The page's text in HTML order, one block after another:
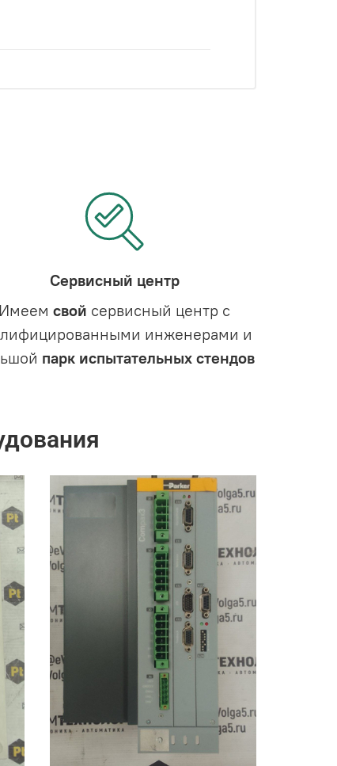
Сервисный центр
Имеемсвой сервисный центр с
инженерами и
парк испытательных стендов